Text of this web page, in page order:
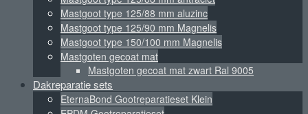
Mastgoot type 125/88 mm aluzinc
Mastgoot type 125/90 mm Magnelis
Mastgoot type 150/100 mm Magnelis
Mastgoten gecoat mat
Mastgoten gecoat mat zwart Ral 9005
Dakreparatie sets
EternaBond Gootreparatieset Klein